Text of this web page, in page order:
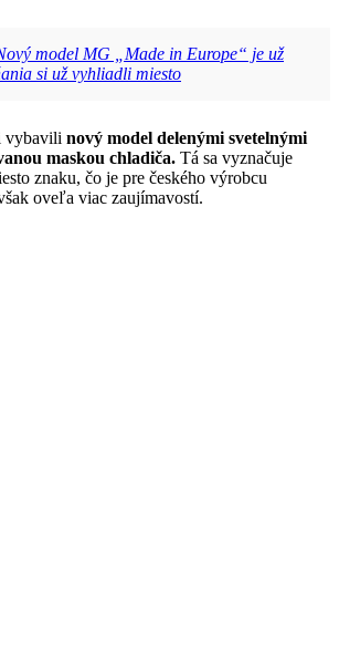
model MG „Made in Europe“ je už
si už vyhliadli miesto
vybavili nový model delenými svetelnými
maskou chladiča. Tá sa vyznačuje
znaku, čo je pre českého výrobcu
oveľa viac zaujímavostí.